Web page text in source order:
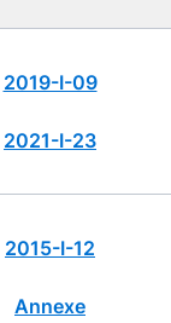
2019-I-09
2021-I-23
2015-I-12
Annexe